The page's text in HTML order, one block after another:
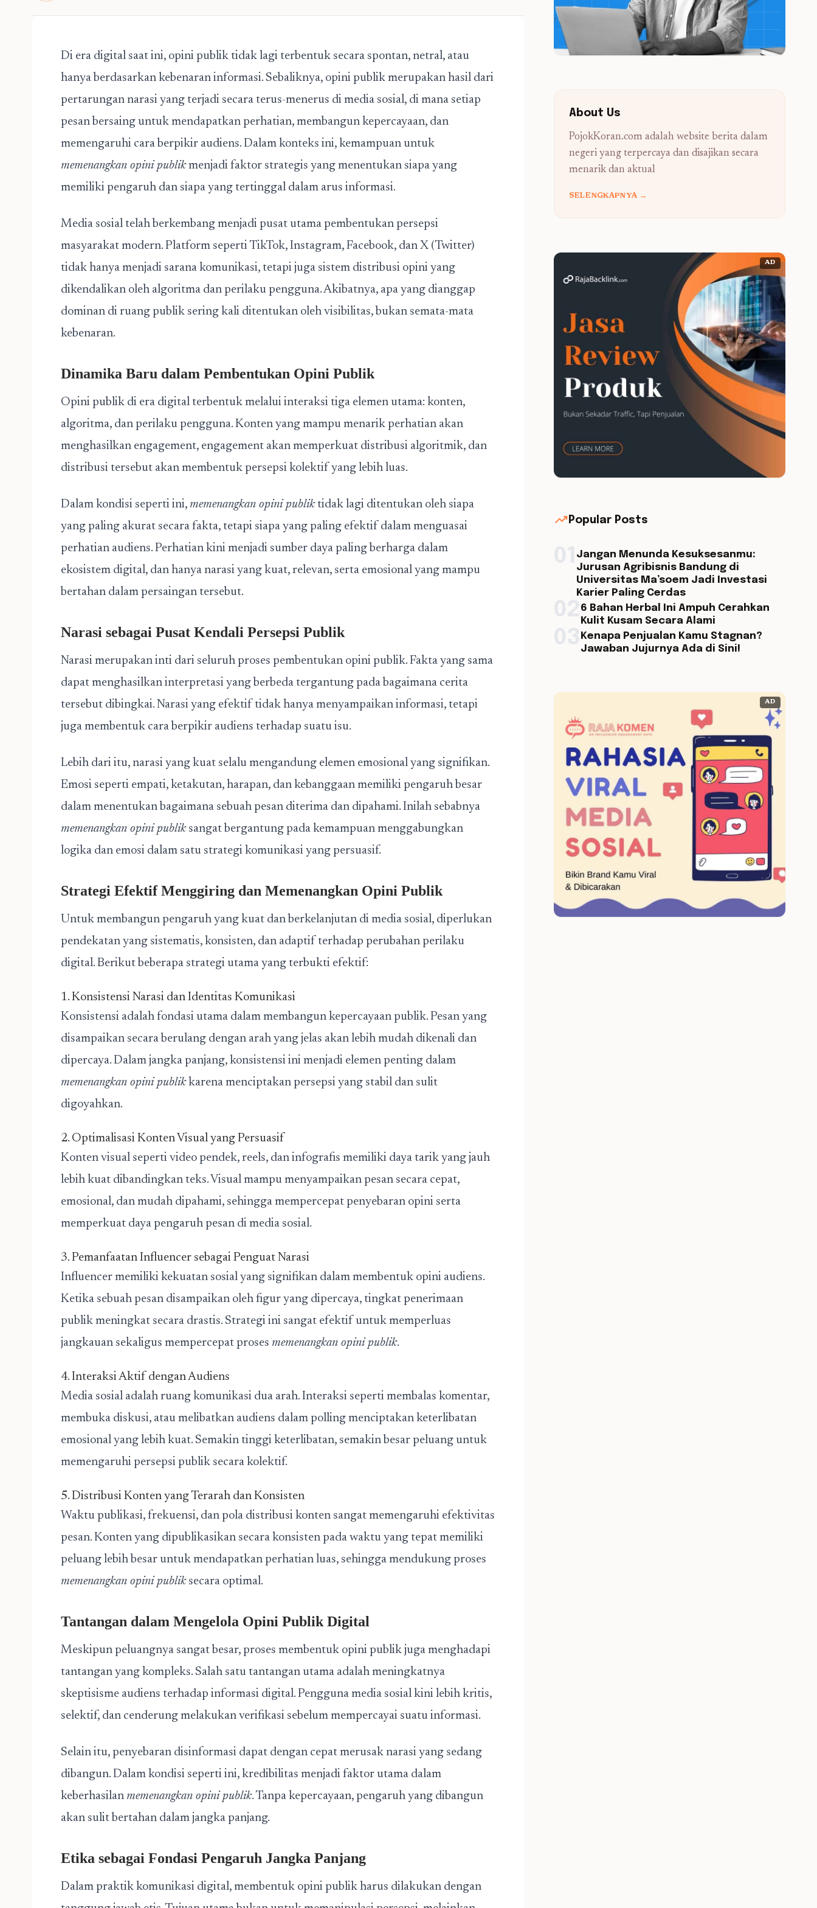
Di era digital saat ini, opini publik tidak lagi terbentuk secara spontan, netral, atau
hanya berdasarkan kebenaran informasi. Sebaliknya, opini publik merupakan hasil dari
pertarungan narasi yang terjadi secara terus-menerus di media sosial, di mana setiap
pesan bersaing untuk mendapatkan perhatian, membangun kepercayaan, dan
memengaruhi cara berpikir audiens. Dalam konteks ini, kemampuan untuk
memenangkan opini publikmenjadi faktor strategis yang menentukan siapa yang
memiliki pengaruh dan siapa yang tertinggal dalam arus informasi.
Media sosial telah berkembang menjadi pusat utama pembentukan persepsi
masyarakat modern. Platform seperti TikTok, Instagram, Facebook, dan X (Twitter)
tidak hanya menjadi sarana komunikasi, tetapi juga sistem distribusi opini yang
dikendalikan oleh algoritma dan perilaku pengguna. Akibatnya, apa yang dianggap
dominan di ruang publik sering kali ditentukan oleh visibilitas, bukan semata-mata
kebenaran.
Dinamika Baru dalam Pembentukan Opini Publik
Opini publik di era digital terbentuk melalui interaksi tiga elemen utama: konten,
algoritma, dan perilaku pengguna. Konten yang mampu menarik perhatian akan
menghasilkan engagement, engagement akan memperkuat distribusi algoritmik, dan
distribusi tersebut akan membentuk persepsi kolektif yang lebih luas.
Dalam kondisi seperti ini, memenangkan opini publiktidak lagi ditentukan oleh siapa
yang paling akurat secara fakta, tetapi siapa yang paling efektif dalam menguasai
perhatian audiens. Perhatian kini menjadi sumber daya paling berharga dalam
ekosistem digital, dan hanya narasi yang kuat, relevan, serta emosional yang mampu
bertahan dalam persaingan tersebut.
Narasi sebagai Pusat Kendali Persepsi Publik
Narasi merupakan inti dari seluruh proses pembentukan opini publik. Fakta yang sama
dapat menghasilkan interpretasi yang berbeda tergantung pada bagaimana cerita
tersebut dibingkai. Narasi yang efektif tidak hanya menyampaikan informasi, tetapi
juga membentuk cara berpikir audiens terhadap suatu isu.
Lebih dari itu, narasi yang kuat selalu mengandung elemen emosional yang signifikan.
Emosi seperti empati, ketakutan, harapan, dan kebanggaan memiliki pengaruh besar
dalam menentukan bagaimana sebuah pesan diterima dan dipahami. Inilah sebabnya
memenangkan opini publiksangat bergantung pada kemampuan menggabungkan
logika dan emosi dalam satu strategi komunikasi yang persuasif.
Strategi Efektif Menggiring dan Memenangkan Opini Publik
Untuk membangun pengaruh yang kuat dan berkelanjutan di media sosial, diperlukan
pendekatan yang sistematis, konsisten, dan adaptif terhadap perubahan perilaku
digital. Berikut beberapa strategi utama yang terbukti efektif:
1. Konsistensi Narasi dan Identitas Komunikasi
Konsistensi adalah fondasi utama dalam membangun kepercayaan publik. Pesan yang
disampaikan secara berulang dengan arah yang jelas akan lebih mudah dikenali dan
dipercaya. Dalam jangka panjang, konsistensi ini menjadi elemen penting dalam
memenangkan opini publikkarena menciptakan persepsi yang stabil dan sulit
digoyahkan.
2. Optimalisasi Konten Visual yang Persuasif
Konten visual seperti video pendek, reels, dan infografis memiliki daya tarik yang jauh
lebih kuat dibandingkan teks. Visual mampu menyampaikan pesan secara cepat,
emosional, dan mudah dipahami, sehingga mempercepat penyebaran opini serta
memperkuat daya pengaruh pesan di media sosial.
3. Pemanfaatan Influencer sebagai Penguat Narasi
Influencer memiliki kekuatan sosial yang signifikan dalam membentuk opini audiens.
Ketika sebuah pesan disampaikan oleh figur yang dipercaya, tingkat penerimaan
publik meningkat secara drastis. Strategi ini sangat efektif untuk memperluas
jangkauan sekaligus mempercepat proses memenangkan opini publik.
4. Interaksi Aktif dengan Audiens
Media sosial adalah ruang komunikasi dua arah. Interaksi seperti membalas komentar,
membuka diskusi, atau melibatkan audiens dalam polling menciptakan keterlibatan
emosional yang lebih kuat. Semakin tinggi keterlibatan, semakin besar peluang untuk
memengaruhi persepsi publik secara kolektif.
5. Distribusi Konten yang Terarah dan Konsisten
Waktu publikasi, frekuensi, dan pola distribusi konten sangat memengaruhi efektivitas
pesan. Konten yang dipublikasikan secara konsisten pada waktu yang tepat memiliki
peluang lebih besar untuk mendapatkan perhatian luas, sehingga mendukung proses
memenangkan opini publiksecara optimal.
Tantangan dalam Mengelola Opini Publik Digital
Meskipun peluangnya sangat besar, proses membentuk opini publik juga menghadapi
tantangan yang kompleks. Salah satu tantangan utama adalah meningkatnya
skeptisisme audiens terhadap informasi digital. Pengguna media sosial kini lebih kritis,
selektif, dan cenderung melakukan verifikasi sebelum mempercayai suatu informasi.
Selain itu, penyebaran disinformasi dapat dengan cepat merusak narasi yang sedang
dibangun. Dalam kondisi seperti ini, kredibilitas menjadi faktor utama dalam
keberhasilan memenangkan opini publik. Tanpa kepercayaan, pengaruh yang dibangun
akan sulit bertahan dalam jangka panjang.
Etika sebagai Fondasi Pengaruh Jangka Panjang
Dalam praktik komunikasi digital, membentuk opini publik harus dilakukan dengan
About Us
PojokKoran.com adalah website berita dalam
negeri yang terpercaya dan disajikan secara
menarik dan aktual
SELENGKAPNYA →
AD
trending_up Popular Posts
Jangan Menunda Kesuksesanmu:
Jurusan Agribisnis Bandung di
Universitas Ma’soem Jadi Investasi
Karier Paling Cerdas
6 Bahan Herbal Ini Ampuh Cerahkan
Kulit Kusam Secara Alami
Kenapa Penjualan Kamu Stagnan?
Jawaban Jujurnya Ada di Sini!
AD